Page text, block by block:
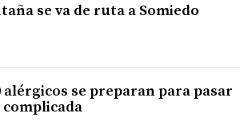
se va de ruta a Somiedo
alérgicos se preparan para pasar